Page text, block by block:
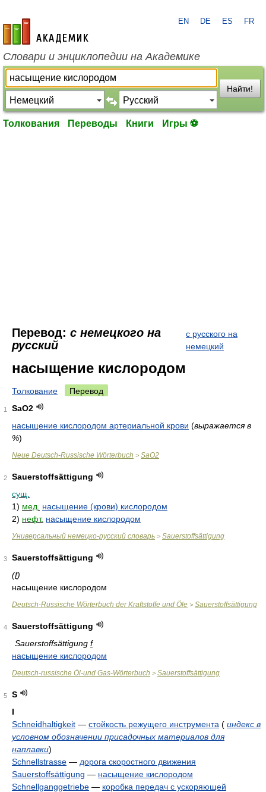
academic.ru
EN DE ES FR
Словари и энциклопедии на Академике
Найти!
Толкования Переводы Книги Игры ⚽
Перевод: с немецкого на
русский
с русского на
немецкий
насыщение кислородом
Толкование Перевод
1
SaO2
насыщение кислородом артериальной крови (выражается в
%)
Neue Deutsch-Russische Wörterbuch > SaO2
2
Sauerstoffsättigung
сущ.
1) мед.
насыщение (крови) кислородом
2) нефт. насыщение кислородом
Универсальный немецко-русский словарь > Sauerstoffsättigung
3
Sauerstoffsättigung
(f)
насыщение кислородом
Deutsch-Russische Wörterbuch der Kraftstoffe und Öle > Sauerstoffsättigung
4
Sauerstoffsättigung
Sauerstoffsättigung f
насыщение кислородом
Deutsch-russische Öl-und Gas-Wörterbuch > Sauerstoffsättigung
5
S
I
Schneidhaltigkeit — стойкость режущего инструмента ( индекс в
условном обозначении присадочных материалов для
наплавки)
Schnellstrasse — дорога скоростного движения
Sauerstoffsättigung — насыщение кислородом
Schnellganggetriebe — коробка передач с ускоряющей